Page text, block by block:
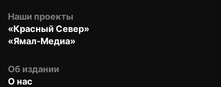
Наши проекты
«Красный Север»
«Ямал-Медиа»
Об издании
О нас